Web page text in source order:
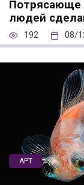
Потрясающе
людей
192 08/
АРТ